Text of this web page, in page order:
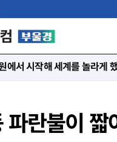
저 말하지 않아요. 대신 먼저
파란불이